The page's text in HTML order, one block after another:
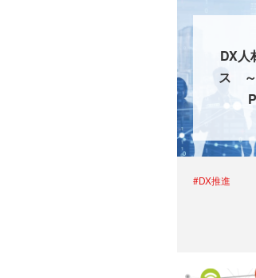
DX人
ス
#DX推進